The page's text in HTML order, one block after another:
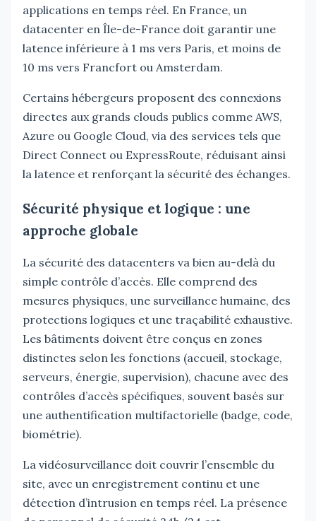
applications en temps réel. En France, un
datacenter en Île-de-France doit garantir une
latence inférieure à 1 ms vers Paris, et moins de
10 ms vers Francfort ou Amsterdam.
Certains hébergeurs proposent des connexions
directes aux grands clouds publics comme AWS,
Azure ou Google Cloud, via des services tels que
Direct Connect ou ExpressRoute, réduisant ainsi
la latence et renforçant la sécurité des échanges.
Sécurité physique et logique : une
approche globale
La sécurité des datacenters va bien au-delà du
simple contrôle d’accès. Elle comprend des
mesures physiques, une surveillance humaine, des
protections logiques et une traçabilité exhaustive.
Les bâtiments doivent être conçus en zones
distinctes selon les fonctions (accueil, stockage,
serveurs, énergie, supervision), chacune avec des
contrôles d’accès spécifiques, souvent basés sur
une authentification multifactorielle (badge, code,
biométrie).
La vidéosurveillance doit couvrir l’ensemble du
site, avec un enregistrement continu et une
détection d’intrusion en temps réel. La présence